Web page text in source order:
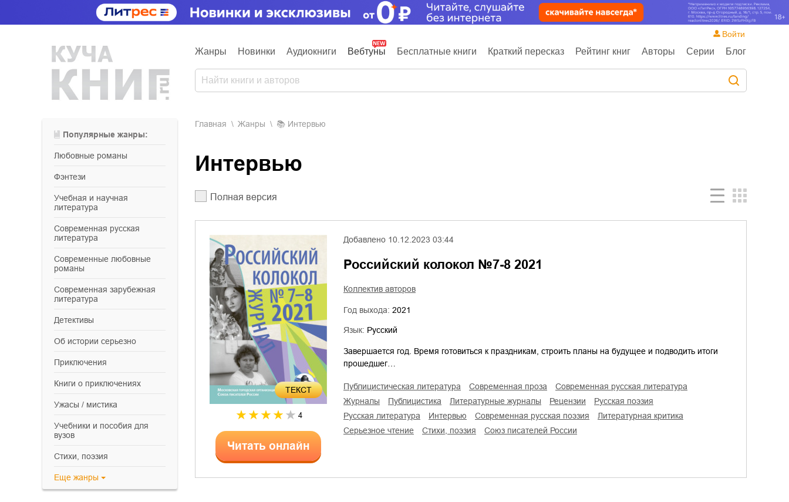
Жанры Новинки Аудиокниги Вебтуны Бесплатные книги Краткий пересказ Рейтинг книг Авторы Серии Блог
Войти
Популярные жанры:
любовные романы
фэнтези
учебная и научная
литература
современная русская
литература
современные любовные
романы
современная зарубежная
литература
детективы
об истории серьезно
приключения
книги о приключениях
ужасы / мистика
учебники и пособия для
вузов
cтихи, поэзия
Еще жанры
Главная Жанры Интервью
Интервью
Полная версия
ТЕКСТ
4
Читать онлайн
Добавлено 10.12.2023 03:44
Российский колокол №7-8 2021
Коллектив авторов
Год выхода: 2021
Язык: Русский
Завершается год. Время готовиться к праздникам, строить планы на будущее и подводить итоги
прошедшег…
публицистическая литература современная проза
современная русская литература
журналы
публицистика литературные журналы рецензии
русская поэзия
русская литература
интервью современная русская поэзия
литературная критика
серьезное чтение
cтихи, поэзия Союз писателей России